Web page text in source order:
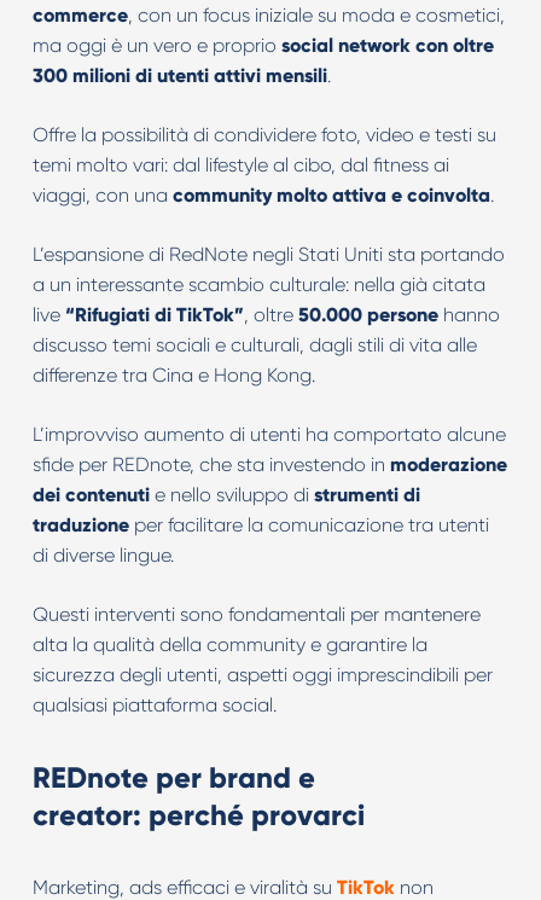
commerce, con un focus iniziale su moda e cosmetici,
ma oggi è un vero e proprio social network con oltre
300 milioni di utenti attivi mensili.
Offre la possibilità di condividere foto, video e testi su
temi molto vari: dal lifestyle al cibo, dal fitness ai
viaggi, con una community molto attiva e coinvolta.
L’espansione di RedNote negli Stati Uniti sta portando
a un interessante scambio culturale: nella già citata
live “Rifugiati di TikTok”, oltre 50.000 personehanno
discusso temi sociali e culturali, dagli stili di vita alle
differenze tra Cina e Hong Kong.
L’improvviso aumento di utenti ha comportato alcune
sfide per REDnote, che sta investendo in moderazione
dei contenutie nello sviluppo di strumenti di
traduzioneper facilitare la comunicazione tra utenti
di diverse lingue.
Questi interventi sono fondamentali per mantenere
alta la qualità della community e garantire la
sicurezza degli utenti, aspetti oggi imprescindibili per
qualsiasi piattaforma social.
REDnote per brand e
creator: perché provarci
Marketing, ads efficaci e viralità su TikToknon